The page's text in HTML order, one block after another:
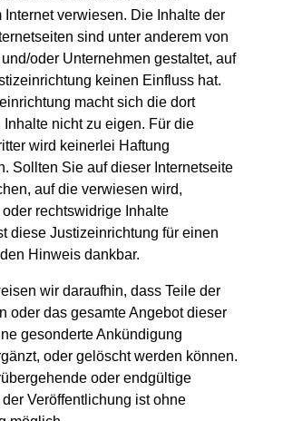
Internet verwiesen. Die Inhalte der
sind unter anderem von
und/oder Unternehmen gestaltet, auf
keinen Einfluss hat.
macht sich die dort
Inhalte nicht zu eigen. Für die
wird keinerlei Haftung
Sollten Sie auf dieser Internetseite
auf die verwiesen wird,
rechtswidrige Inhalte
diese Justizeinrichtung für einen
Hinweis dankbar.
wir daraufhin, dass Teile der
oder das gesamte Angebot dieser
gesonderte Ankündigung
oder gelöscht werden können.
oder endgültige
Veröffentlichung ist ohne